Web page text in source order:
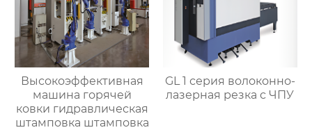
Высокоэффективная
машина горячей
ковки гидравлическая
штамповка штамповка
GL 1 серия волоконно-
лазерная резка с ЧПУ